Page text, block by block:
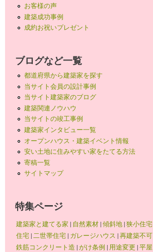
お客様の声
建築成功事例
成約お祝いプレゼント
ブログなど一覧
都道府県から建築家を探す
当サイト会員の設計事例
当サイト建築家のブログ
建築関連ノウハウ
当サイトの竣工事例
建築家インタビュー一覧
オープンハウス・建築イベント情報
安い土地に住みやすい家をたてる方法
寄稿一覧
サイトマップ
特集ページ
建築家と建てる家 | 自然素材|傾斜地|狭小住宅
住宅|二世帯住宅| ガレージハウス |再建築不可
鉄筋コンクリート造 |がけ条例 | 用途変更 |平屋